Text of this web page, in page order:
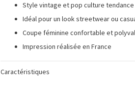
Style vintage et pop culture tendance
Idéal pour un look streetwear ou
Coupe féminine confortable et
Impression réalisée en France
Caractéristiques